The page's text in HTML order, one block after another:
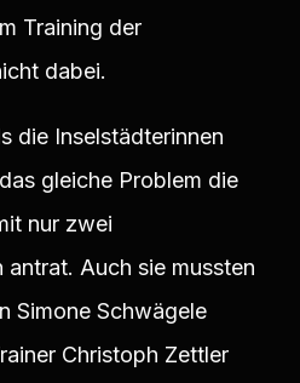
Training der
dabei.
die Inselstädterinnen
gleiche Problem die
nur zwei
antrat. Auch sie mussten
Simone Schwägele
Christoph Zettler